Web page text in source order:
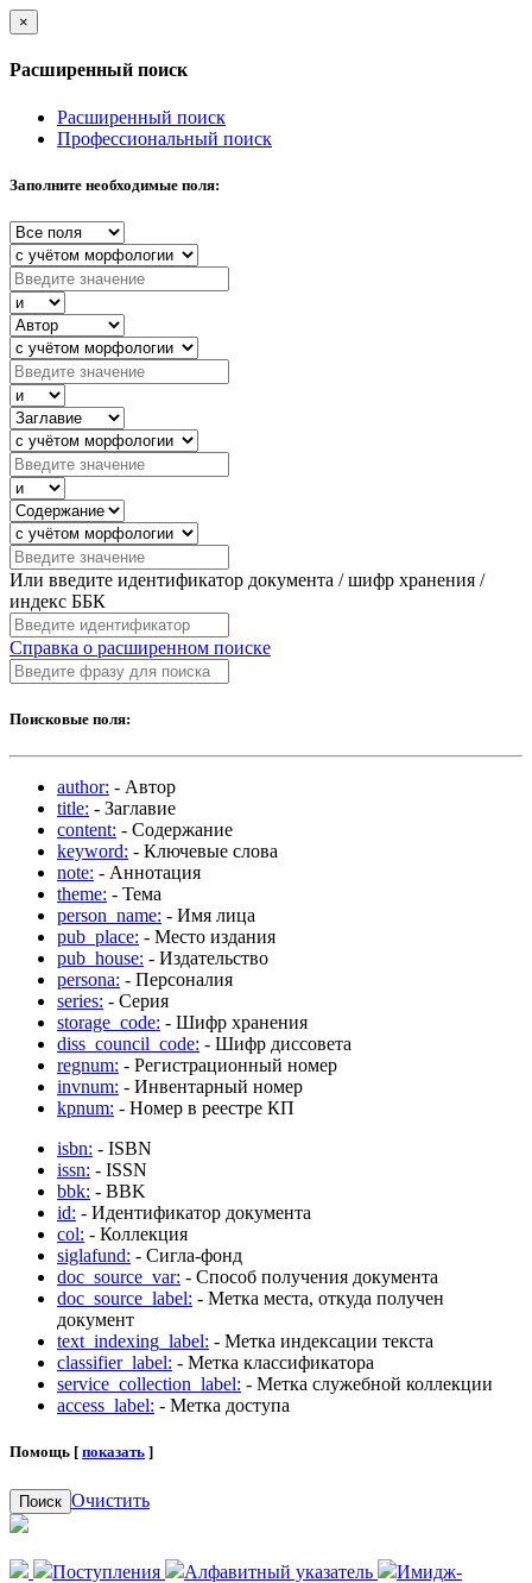
×
Расширенный поиск
Расширенный поиск
Профессиональный поиск
Заполните необходимые поля:
Или введите идентификатор документа / шифр хранения /
индекс ББК
Справка о расширенном поиске
Поисковые поля:
author: - Автор
title: - Заглавие
content: - Содержание
keyword: - Ключевые слова
note: - Аннотация
theme: - Тема
person_name: - Имя лица
pub_place: - Место издания
pub_house: - Издательство
persona: - Персоналия
series: - Серия
storage_code: - Шифр хранения
diss_council_code: - Шифр диссовета
regnum: - Регистрационный номер
invnum: - Инвентарный номер
kpnum: - Номер в реестре КП
isbn: - ISBN
issn: - ISSN
bbk: - BBK
id: - Идентификатор документа
col: - Коллекция
siglafund: - Сигла-фонд
doc_source_var: - Способ получения документа
doc_source_label: - Метка места, откуда получен
документ
text_indexing_label: - Метка индексации текста
classifier_label: - Метка классификатора
service_collection_label: - Метка служебной коллекции
access_label: - Метка доступа
Помощь [ показать ]
Поиск Очистить
Поступления Алфавитный указатель
Имидж-